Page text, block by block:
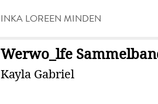
INKA LOREEN MINDEN
Werwo_lfe
Kayla Gabriel